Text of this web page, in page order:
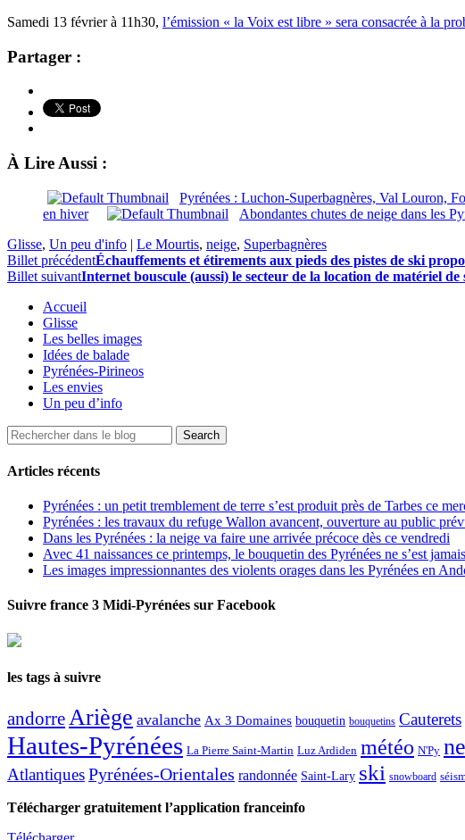
Samedi 13 février à 11h30, l’émission « la Voix est libre » sera consacrée à la
Partager :
À Lire Aussi :
Pyrénées : Luchon-Superbagnères, Val Louron,
en hiver
Abondantes chutes de neige dans les
Glisse, Un peu d'info | Le Mourtis, neige, Superbagnères
Billet précédentÉchauffements et étirements aux pieds des pistes de ski
Billet suivantInternet bouscule (aussi) le secteur de la location de matériel de
Accueil
Glisse
Les belles images
Idées de balade
Pyrénées-Pirineos
Les envies
Un peu d’info
Articles récents
Pyrénées : un petit tremblement de terre s’est produit près de Tarbes ce
Pyrénées : les travaux du refuge Wallon avancent, ouverture au public
Dans les Pyrénées : la neige va faire une arrivée précoce dès ce vendredi
Avec 41 naissances ce printemps, le bouquetin des Pyrénées ne s’est
Les images impressionnantes des violents orages dans les Pyrénées en
Suivre france 3 Midi-Pyrénées sur Facebook
les tags à suivre
andorreAriège avalanche Ax 3 Domaines bouquetin bouquetins Cauterets
Hautes-Pyrénées La Pierre Saint-Martin Luz Ardiden météo N'Py
AtlantiquesPyrénées-Orientales randonnée Saint-Lary ski snowboard
Télécharger gratuitement l’application franceinfo